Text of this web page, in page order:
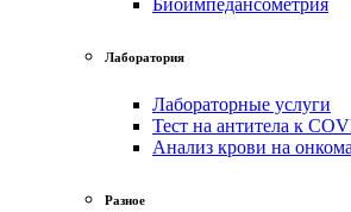
Лаборатория
Лабораторные услуги
Тест на антитела к
Анализ крови на
Разное